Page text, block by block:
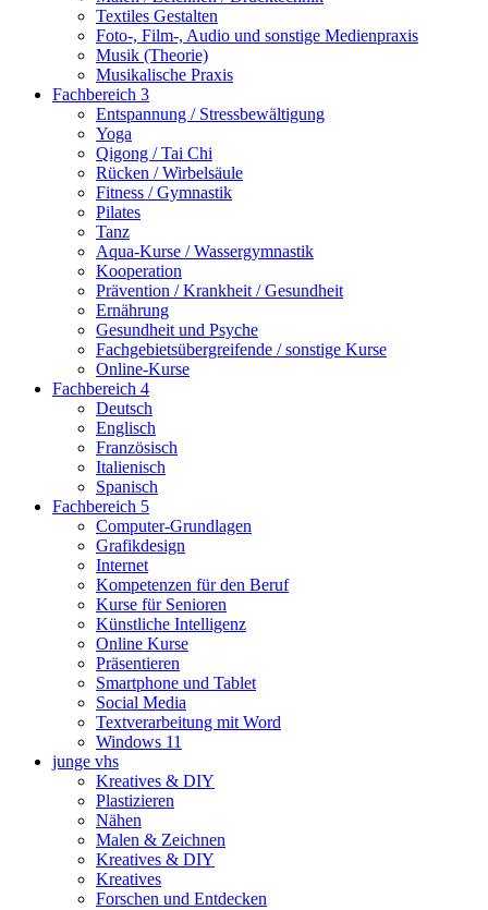
Textiles Gestalten
Foto-, Film-, Audio und sonstige Medienpraxis
Musik (Theorie)
Musikalische Praxis
Fachbereich 3
Entspannung / Stressbewältigung
Yoga
Qigong / Tai Chi
Rücken / Wirbelsäule
Fitness / Gymnastik
Pilates
Tanz
Aqua-Kurse / Wassergymnastik
Kooperation
Prävention / Krankheit / Gesundheit
Ernährung
Gesundheit und Psyche
Fachgebietsübergreifende / sonstige Kurse
Online-Kurse
Fachbereich 4
Deutsch
Englisch
Französisch
Italienisch
Spanisch
Fachbereich 5
Computer-Grundlagen
Grafikdesign
Internet
Kompetenzen für den Beruf
Kurse für Senioren
Künstliche Intelligenz
Online Kurse
Präsentieren
Smartphone und Tablet
Social Media
Textverarbeitung mit Word
Windows 11
junge vhs
Kreatives & DIY
Plastizieren
Nähen
Malen & Zeichnen
Kreatives & DIY
Kreatives
Forschen und Entdecken